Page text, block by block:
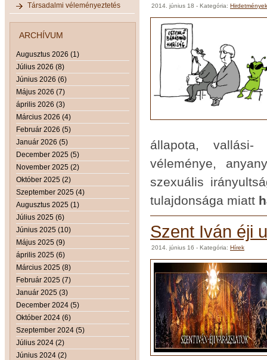
Társadalmi véleményeztetés
ARCHÍVUM
Augusztus 2026 (1)
Július 2026 (8)
Június 2026 (6)
Május 2026 (7)
április 2026 (3)
Március 2026 (4)
Február 2026 (5)
Január 2026 (5)
December 2025 (5)
November 2025 (2)
Október 2025 (2)
Szeptember 2025 (4)
Augusztus 2025 (1)
Július 2025 (6)
Június 2025 (10)
Május 2025 (9)
április 2025 (6)
Március 2025 (8)
Február 2025 (7)
Január 2025 (3)
December 2024 (5)
Október 2024 (6)
Szeptember 2024 (5)
Július 2024 (2)
Június 2024 (2)
2014. június 18 - Kategória: Hirdetmények
állapota, vallási-
véleménye,
szexuális
tulajdonsága miatt
Szent Iván éji
2014. június 16 - Kategória: Hírek